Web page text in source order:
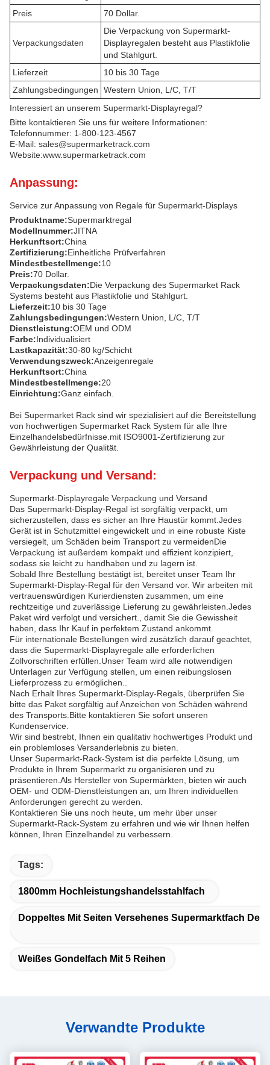
Preis
70 Dollar.
Verpackungsdaten
Die Verpackung von Supermarkt-
Displayregalen besteht aus Plastikfolie
und Stahlgurt.
Lieferzeit
10 bis 30 Tage
Zahlungsbedingungen
Western Union, L/C, T/T
Interessiert an unserem Supermarkt-Displayregal?
Bitte kontaktieren Sie uns für weitere Informationen:
Telefonnummer: 1-800-123-4567
E-Mail: sales@supermarketrack.com
Website:www.supermarketrack.com
Anpassung:
Service zur Anpassung von Regale für Supermarkt-Displays
Produktname:Supermarktregal
Modellnummer:JITNA
Herkunftsort:China
Zertifizierung:Einheitliche Prüfverfahren
Mindestbestellmenge:10
Preis:70 Dollar.
Verpackungsdaten:Die Verpackung des Supermarket Rack
Systems besteht aus Plastikfolie und Stahlgurt.
Lieferzeit:10 bis 30 Tage
Zahlungsbedingungen:Western Union, L/C, T/T
Dienstleistung:OEM und ODM
Farbe:Individualisiert
Lastkapazität:30-80 kg/Schicht
Verwendungszweck:Anzeigenregale
Herkunftsort:China
Mindestbestellmenge:20
Einrichtung:Ganz einfach.
Bei Supermarket Rack sind wir spezialisiert auf die Bereitstellung
von hochwertigen Supermarket Rack System für alle Ihre
Einzelhandelsbedürfnisse.mit ISO9001-Zertifizierung zur
Gewährleistung der Qualität.
Verpackung und Versand:
Supermarkt-Displayregale Verpackung und Versand
Das Supermarkt-Display-Regal ist sorgfältig verpackt, um
sicherzustellen, dass es sicher an Ihre Haustür kommt.Jedes
Gerät ist in Schutzmittel eingewickelt und in eine robuste Kiste
versiegelt, um Schäden beim Transport zu vermeidenDie
Verpackung ist außerdem kompakt und effizient konzipiert,
sodass sie leicht zu handhaben und zu lagern ist.
Sobald Ihre Bestellung bestätigt ist, bereitet unser Team Ihr
Supermarkt-Display-Regal für den Versand vor. Wir arbeiten mit
vertrauenswürdigen Kurierdiensten zusammen, um eine
rechtzeitige und zuverlässige Lieferung zu gewährleisten.Jedes
Paket wird verfolgt und versichert., damit Sie die Gewissheit
haben, dass Ihr Kauf in perfektem Zustand ankommt.
Für internationale Bestellungen wird zusätzlich darauf geachtet,
dass die Supermarkt-Displayregale alle erforderlichen
Zollvorschriften erfüllen.Unser Team wird alle notwendigen
Unterlagen zur Verfügung stellen, um einen reibungslosen
Lieferprozess zu ermöglichen..
Nach Erhalt Ihres Supermarkt-Display-Regals, überprüfen Sie
bitte das Paket sorgfältig auf Anzeichen von Schäden während
des Transports.Bitte kontaktieren Sie sofort unseren
Kundenservice.
Wir sind bestrebt, Ihnen ein qualitativ hochwertiges Produkt und
ein problemloses Versanderlebnis zu bieten.
Unser Supermarkt-Rack-System ist die perfekte Lösung, um
Produkte in Ihrem Supermarkt zu organisieren und zu
präsentieren.Als Hersteller von Supermärkten, bieten wir auch
OEM- und ODM-Dienstleistungen an, um Ihren individuellen
Anforderungen gerecht zu werden.
Kontaktieren Sie uns noch heute, um mehr über unser
Supermarkt-Rack-System zu erfahren und wie wir Ihnen helfen
können, Ihren Einzelhandel zu verbessern.
Tags:
1800mm Hochleistungshandelsstahlfach
Doppeltes Mit Seiten Versehenes Supermarktfach Der
Weißes Gondelfach Mit 5 Reihen
Verwandte Produkte